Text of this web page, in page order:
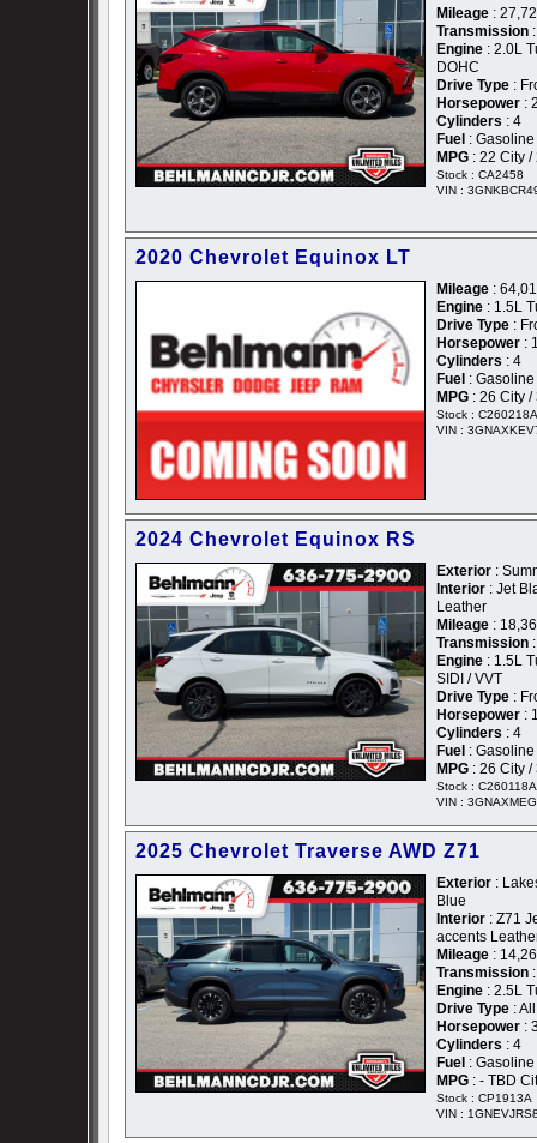
Mileage :
Transmission
Engine : 2.0L
DOHC
Drive Type :
Horsepower :
Cylinders : 4
Fuel : Gasoline
MPG : 22 City /
Stock : CA2458
VIN :
2020 Chevrolet Equinox LT
Mileage :
Engine : 1.5L
Drive Type :
Horsepower :
Cylinders : 4
Fuel : Gasoline
MPG : 26 City /
Stock : C260218A
VIN :
2024 Chevrolet Equinox RS
Exterior :
Interior : Jet
Leather
Mileage :
Transmission
Engine : 1.5L
SIDI / VVT
Drive Type :
Horsepower :
Cylinders : 4
Fuel : Gasoline
MPG : 26 City /
Stock : C260118A
VIN :
2025 Chevrolet Traverse AWD Z71
Exterior :
Blue
Interior : Z71
accents
Mileage :
Transmission
Engine : 2.5L
Drive Type :
Horsepower :
Cylinders : 4
Fuel : Gasoline
MPG : - TBD
Stock : CP1913A
VIN :